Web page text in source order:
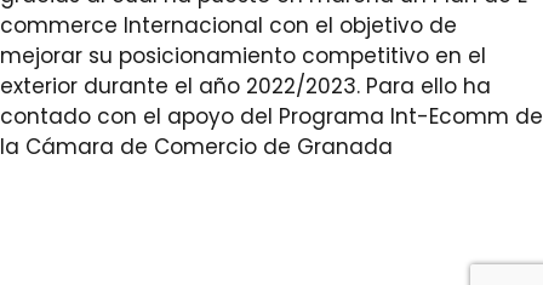
commerce Internacional con el objetivo de
mejorar su posicionamiento competitivo en el
exterior durante el año 2022/2023. Para ello ha
contado con el apoyo del Programa Int-Ecomm de
la Cámara de Comercio de Granada